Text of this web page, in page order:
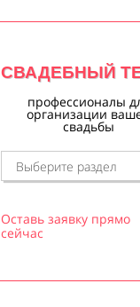
СВАДЕБНЫЙ
профессионалы
организации
свадьбы
Оставь заявку прямо
сейчас